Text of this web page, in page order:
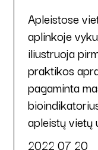
Apleistose
aplinkoje
iliustruoja
praktikos
pagaminta
apleistų vietų
2022 07 20